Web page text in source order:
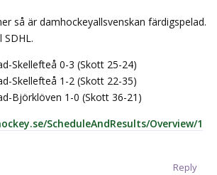
så är damhockeyallsvenskan färdigspelad.
Skellefteå 0-3 (Skott 25-24)
Skellefteå 1-2 (Skott 22-35)
Björklöven 1-0 (Skott 36-21)
ScheduleAndResults/Overview/1
Reply